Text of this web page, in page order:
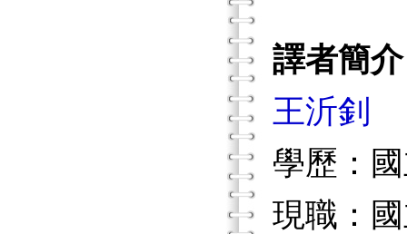
譯者簡介
王沂釗
學歷：
現職：